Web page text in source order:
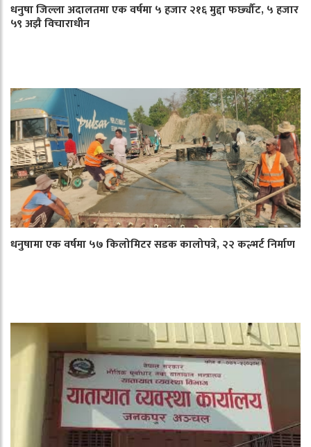
धनुषा जिल्ला अदालतमा एक वर्षमा ५ हजार २१६ मुद्दा फर्छ्यौट, ५ हजार
५९ अझै विचाराधीन
धनुषामा एक वर्षमा ५७ किलोमिटर सडक कालोपत्रे, २२ कल्भर्ट निर्माण